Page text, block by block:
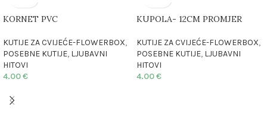
KORNET PVC
KUTIJE ZA CVIJEĆE-FLOWERBOX,
POSEBNE KUTIJE, LJUBAVNI
HITOVI
4.00€
KUPOLA- 12CM PROMJER
KUTIJE ZA CVIJEĆE-FLOWERBOX,
POSEBNE KUTIJE, LJUBAVNI
HITOVI
4.00€